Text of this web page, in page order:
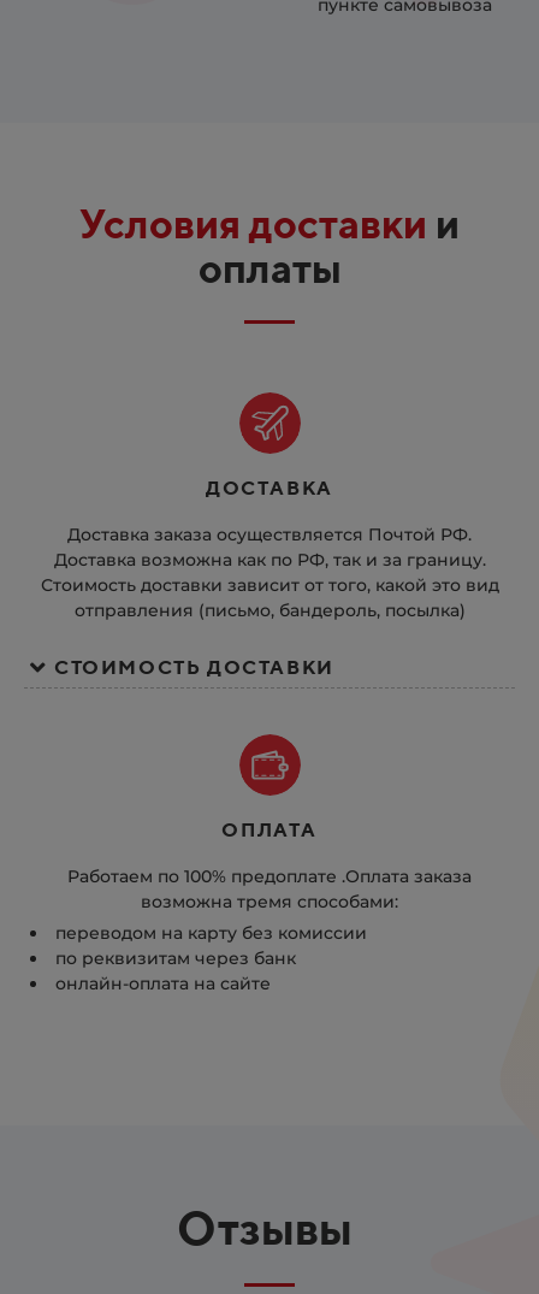
пункте самовывоза
Условия доставки и
оплаты
ДОСТАВКА
Доставка заказа осуществляется Почтой РФ.
Доставка возможна как по РФ, так и за границу.
Стоимость доставки зависит от того, какой это вид
отправления (письмо, бандероль, посылка)
СТОИМОСТЬ ДОСТАВКИ
ОПЛАТА
Работаем по 100% предоплате .Оплата заказа
возможна тремя способами:
переводом на карту без комиссии
по реквизитам через банк
онлайн-оплата на сайте
Отзывы